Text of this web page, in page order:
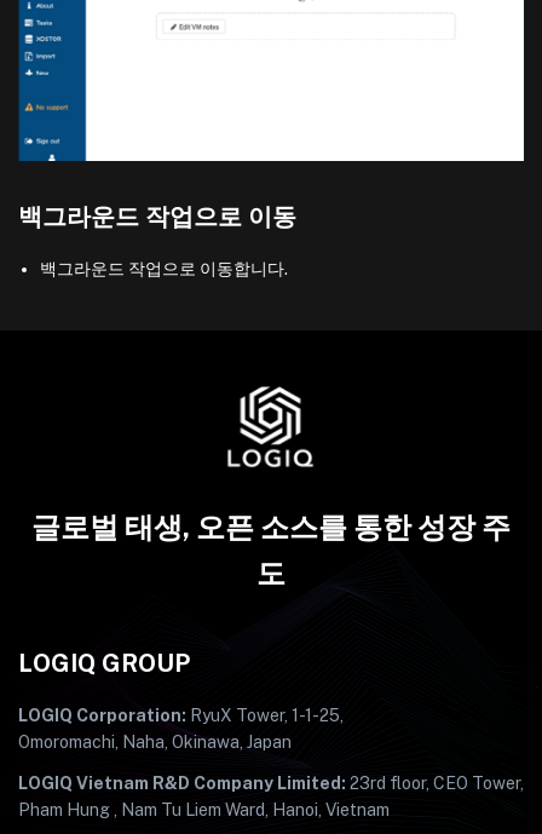
백그라운드 작업으로 이동
백그라운드 작업으로 이동합니다.
글로벌 태생, 오픈 소스를 통한 성장 주
도
LOGIQ GROUP
LOGIQ Corporation: RyuX Tower, 1-1-25,
Omoromachi, Naha, Okinawa, Japan
LOGIQ Vietnam R&D Company Limited: 23rd floor, CEO Tower,
Pham Hung , Nam Tu Liem Ward, Hanoi, Vietnam